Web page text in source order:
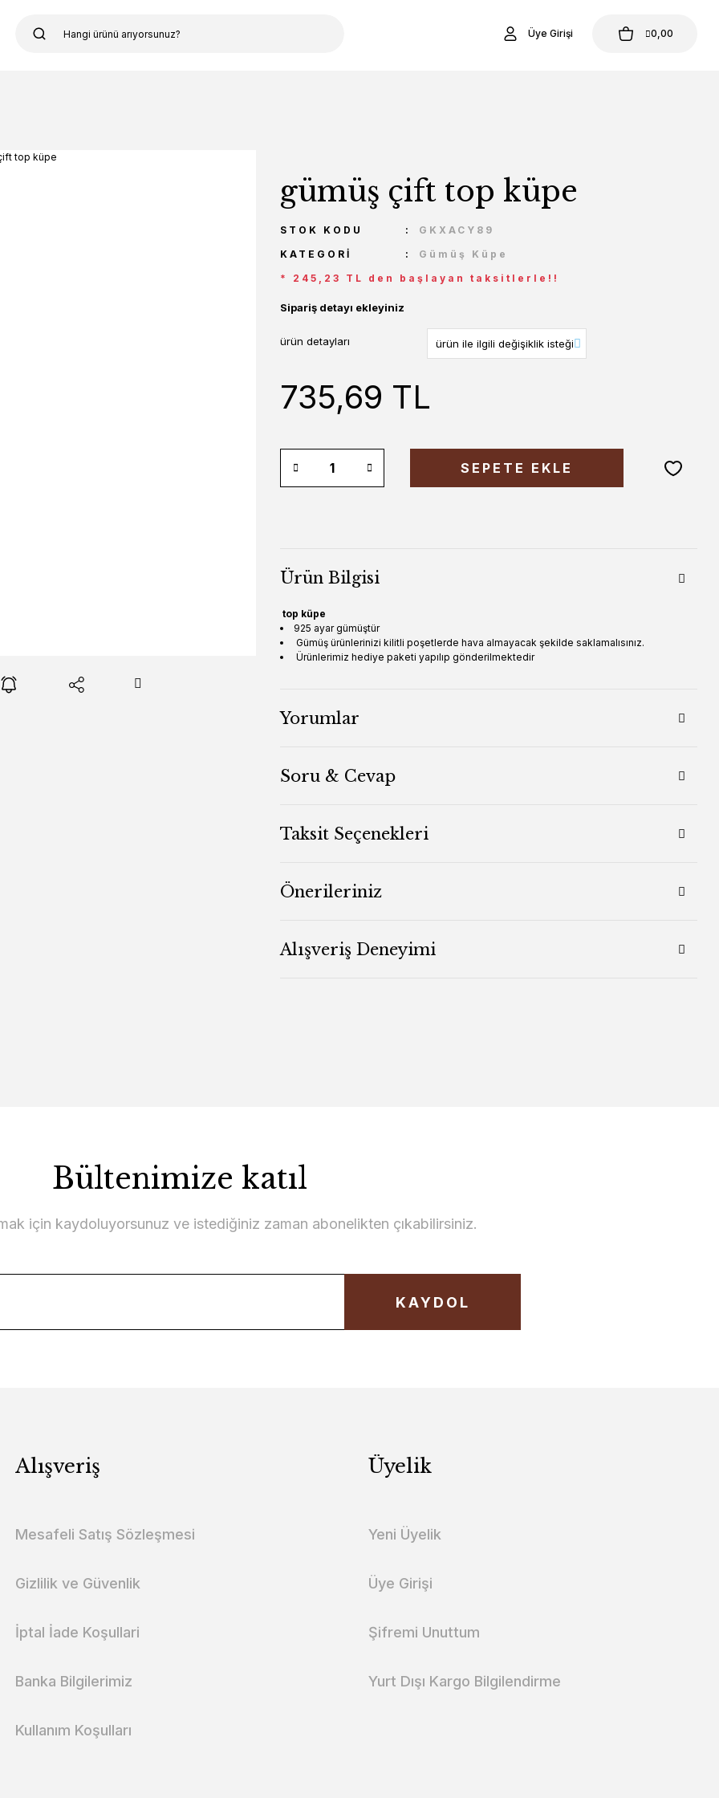
Üye Girişi 0,00
gümüş çift top küpe
STOK KODU
GKXACY89
KATEGORI
Gümüş Küpe
* 245,23 TL den başlayan taksitlerle!!
Sipariş detayı ekleyiniz
ürün detayları
735,69 TL
SEPETE EKLE
Ürün Bilgisi
top küpe
925 ayar gümüştür
Gümüş ürünlerinizi kilitli poşetlerde hava almayacak şekilde saklamalısınız.
Ürünlerimiz hediye paketi yapılıp gönderilmektedir
Yorumlar
Soru & Cevap
Taksit Seçenekleri
Önerileriniz
Alışveriş Deneyimi
Bültenimize katıl
için kaydoluyorsunuz ve istediğiniz zaman abonelikten çıkabilirsiniz.
KAYDOL
Alışveriş
Mesafeli Satış Sözleşmesi
Gizlilik ve Güvenlik
İptal İade Koşullari
Banka Bilgilerimiz
Kullanım Koşulları
Üyelik
Yeni Üyelik
Üye Girişi
Şifremi Unuttum
Yurt Dışı Kargo Bilgilendirme